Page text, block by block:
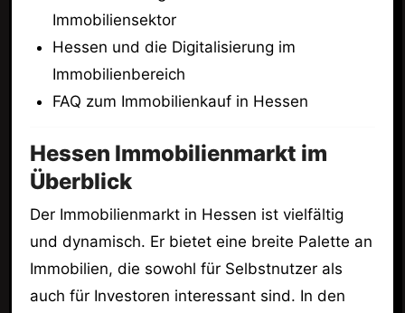
Immobiliensektor
Hessen und die Digitalisierung im
Immobilienbereich
FAQ zum Immobilienkauf in Hessen
Hessen Immobilienmarkt im
Überblick
Der Immobilienmarkt in Hessen ist vielfältig
und dynamisch. Er bietet eine breite Palette an
Immobilien, die sowohl für Selbstnutzer als
auch für Investoren interessant sind. In den